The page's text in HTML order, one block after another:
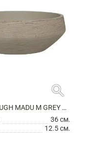
search
КАШПО ROUGH MADU M GREY WASHED
36 см.
12.5 см.